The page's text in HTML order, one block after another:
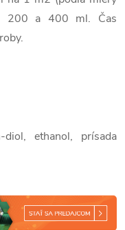
200 a 400 ml. Čas
diol, ethanol, prísada